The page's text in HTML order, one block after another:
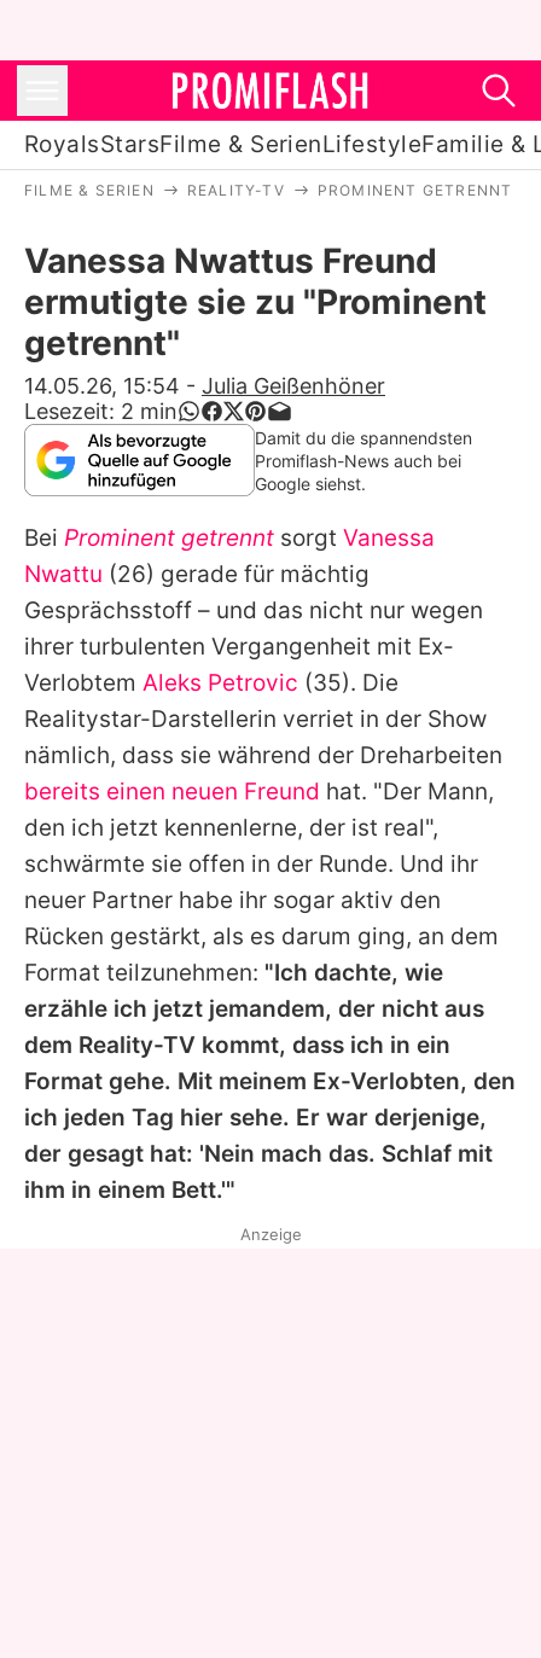
RoyalsStarsFilme & SerienLifestyleFamilie &
Stars
Filme & Serien
Lifestyle
Familie & Liebe
Promiflash Exklusiv
Alle Themen auf Promiflash
Jobs
App runterladen
Team
Redaktionelle Richtlinien
Impressum
Datenschutzerklärung
Nutzungsbedingungen
Utiq verwalten
FILME & SERIEN REALITY-TV PROMINENT GETRENNT
Vanessa Nwattus Freund
ermutigte sie zu "Prominent
getrennt"
14.05.26, 15:54 - Julia Geißenhöner
Lesezeit: 2 min
Damit du die spannendsten
Promiflash-News auch bei
Google siehst.
Bei Prominent getrennt sorgt Vanessa
Nwattu (26) gerade für mächtig
Gesprächsstoff – und das nicht nur wegen
ihrer turbulenten Vergangenheit mit Ex-
Verlobtem Aleks Petrovic (35). Die
Realitystar-Darstellerin verriet in der Show
nämlich, dass sie während der Dreharbeiten
bereits einen neuen Freund hat. "Der Mann,
den ich jetzt kennenlerne, der ist real",
schwärmte sie offen in der Runde. Und ihr
neuer Partner habe ihr sogar aktiv den
Rücken gestärkt, als es darum ging, an dem
Format teilzunehmen: "Ich dachte, wie
erzähle ich jetzt jemandem, der nicht aus
dem Reality-TV kommt, dass ich in ein
Format gehe. Mit meinem Ex-Verlobten, den
ich jeden Tag hier sehe. Er war derjenige,
der gesagt hat: 'Nein mach das. Schlaf mit
ihm in einem Bett.'"
Anzeige